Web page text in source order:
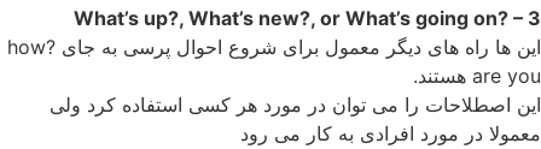
3 – ?What’s up?, What’s new?, or What’s going on
این ها راه های دیگر معمول برای شروع احوال پرسی به جای ?how
are you هستند.
این اصطلاحات را می توان در مورد هر کسی استفاده کرد ولی
معمولا در مورد افرادی به کار می رود